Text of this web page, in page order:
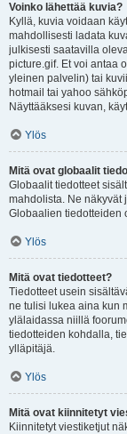
Voinko lähettää kuvia?
Kyllä, kuvia voidaan
mahdollisesti ladata
julkisesti saatavilla
picture.gif. Et voi antaa
yleinen palvelin) tai
hotmail tai yahoo
Näyttääksesi kuvan,
Ylös
Mitä ovat globaalit
Globaalit tiedotteet
mahdolista. Ne näkyvät
Globaalien tiedotteiden
Ylös
Mitä ovat tiedotteet?
Tiedotteet usein
ne tulisi lukea aina kun
ylälaidassa niillä
tiedotteiden kohdalla,
ylläpitäjä.
Ylös
Mitä ovat kiinnitetyt
Kiinnitetyt viestiketjut